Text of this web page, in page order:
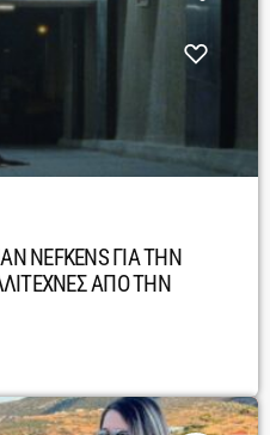
NEFKENS ΓΙΑ ΤΗΝ
ΑΠΟ ΤΗΝ